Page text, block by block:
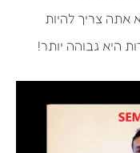
אתה צריך להיות
היא גבוהה יותר!